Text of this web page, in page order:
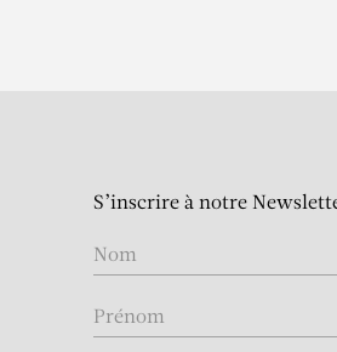
S’inscrire à notre